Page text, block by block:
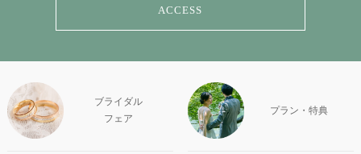
ACCESS
ブライダル
フェア
プラン・特典